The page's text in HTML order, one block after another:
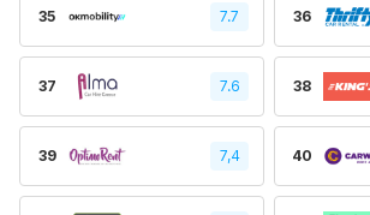
35 7.7 36
37 7.6 38
39 7,4 40